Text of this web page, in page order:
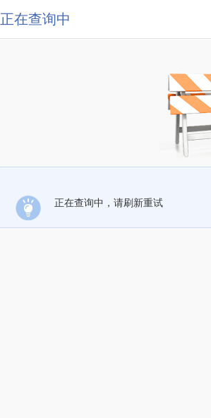
正在查询中
正在查询中，请刷新重试